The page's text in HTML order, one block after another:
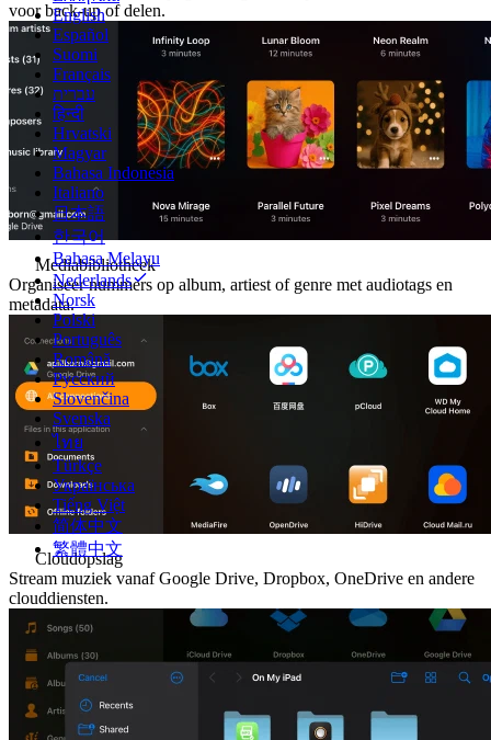
English
Español
Suomi
Français
עברית
हिन्दी
Hrvatski
Magyar
Bahasa Indonesia
Italiano
日本語
한국어
Bahasa Melayu
Nederlands
Norsk
Polski
Português
Română
Русский
Slovenčina
Svenska
ไทย
Türkçe
Українська
Tiếng Việt
简体中文
繁體中文
voor back-up of delen.
Mediabibliotheek
Organiseer nummers op album, artiest of genre met audiotags en
metadata.
Cloudopslag
Stream muziek vanaf Google Drive, Dropbox, OneDrive en andere
clouddiensten.